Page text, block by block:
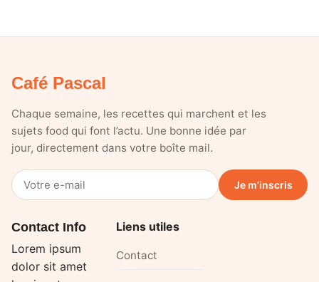
Café Pascal
Chaque semaine, les recettes qui marchent et les
sujets food qui font l’actu. Une bonne idée par
jour, directement dans votre boîte mail.
Votre
e-
Je m’inscris
Contact Info
Lorem ipsum
dolor sit amet
Liens utiles
Contact